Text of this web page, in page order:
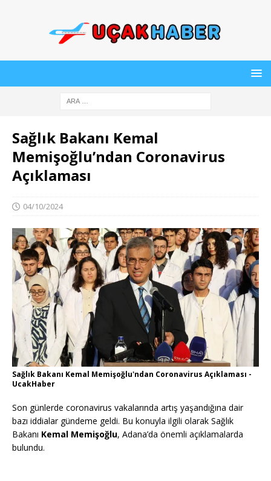
Sağlık Bakanı Kemal
Memişoğlu’ndan Coronavirus
Açıklaması
04/10/2024
Sağlık Bakanı Kemal Memişoğlu'ndan Coronavirus Açıklaması -
UcakHaber
Son günlerde coronavirus vakalarında artış yaşandığına dair
bazı iddialar gündeme geldi. Bu konuyla ilgili olarak Sağlık
Bakanı Kemal Memişoğlu, Adana’da önemli açıklamalarda
bulundu.